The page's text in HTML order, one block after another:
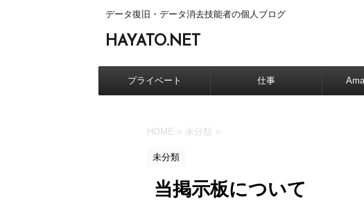
データ復旧・データ消去技能者の個人ブログ
HAYATO.NET
プライベート 仕事
HOME > 未分類 >
未分類
当掲示板について